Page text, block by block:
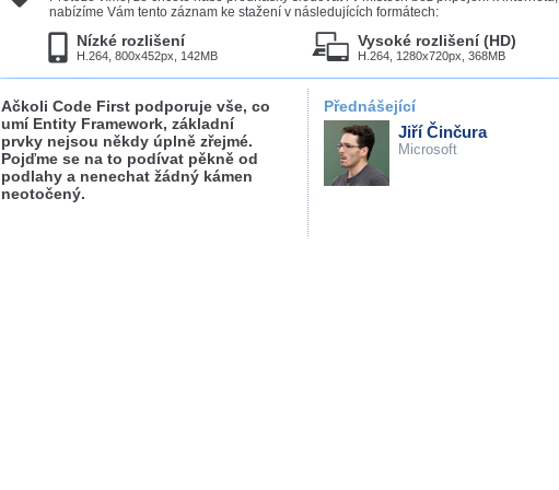
nabízíme Vám tento záznam ke stažení v následujících formátech:
Nízké rozlišení
H.264, 800x452px, 142MB
Vysoké rozlišení (HD)
H.264, 1280x720px, 368MB
Ačkoli Code First podporuje vše, co
umí Entity Framework, základní
prvky nejsou někdy úplně zřejmé.
Pojďme se na to podívat pěkně od
podlahy a nenechat žádný kámen
neotočený.
Přednášející
Jiří Činčura
Microsoft